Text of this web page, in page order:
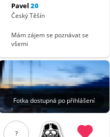
Pavel 20
Český Těšín
Mám zájem se poznávat se
všemi
Fotka dostupná po přihlášení
?